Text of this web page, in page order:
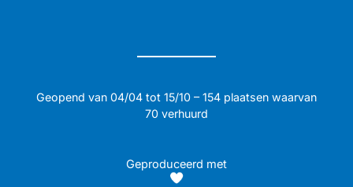
Geopend van 04/04 tot 15/10 – 154 plaatsen waarvan
70 verhuurd
Geproduceerd met